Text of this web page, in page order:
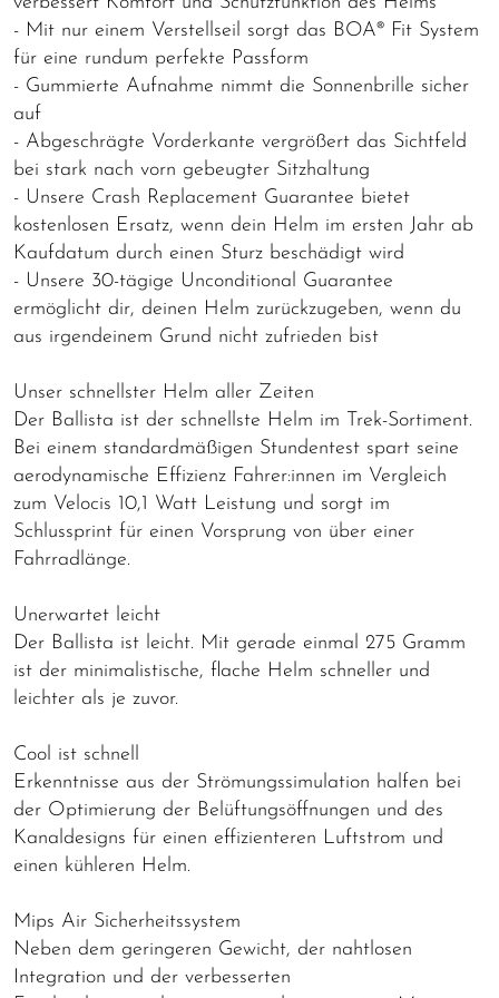
- Mit nur einem Verstellseil sorgt das BOA® Fit System
für eine rundum perfekte Passform
- Gummierte Aufnahme nimmt die Sonnenbrille sicher
auf
- Abgeschrägte Vorderkante vergrößert das Sichtfeld
bei stark nach vorn gebeugter Sitzhaltung
- Unsere Crash Replacement Guarantee bietet
kostenlosen Ersatz, wenn dein Helm im ersten Jahr ab
Kaufdatum durch einen Sturz beschädigt wird
- Unsere 30-tägige Unconditional Guarantee
ermöglicht dir, deinen Helm zurückzugeben, wenn du
aus irgendeinem Grund nicht zufrieden bist
Unser schnellster Helm aller Zeiten
Der Ballista ist der schnellste Helm im Trek-Sortiment.
Bei einem standardmäßigen Stundentest spart seine
aerodynamische Effizienz Fahrer:innen im Vergleich
zum Velocis 10,1 Watt Leistung und sorgt im
Schlussprint für einen Vorsprung von über einer
Fahrradlänge.
Unerwartet leicht
Der Ballista ist leicht. Mit gerade einmal 275 Gramm
ist der minimalistische, flache Helm schneller und
leichter als je zuvor.
Cool ist schnell
Erkenntnisse aus der Strömungssimulation halfen bei
der Optimierung der Belüftungsöffnungen und des
Kanaldesigns für einen effizienteren Luftstrom und
einen kühleren Helm.
Mips Air Sicherheitssystem
Neben dem geringeren Gewicht, der nahtlosen
Integration und der verbesserten